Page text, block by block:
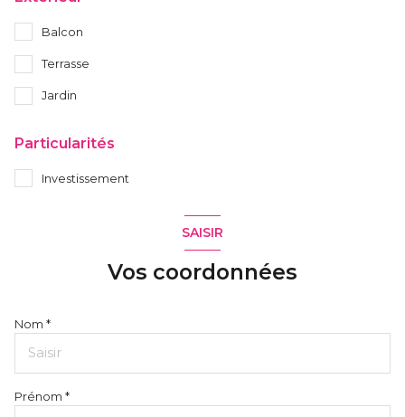
Balcon
Terrasse
Jardin
Particularités
Investissement
SAISIR
Vos coordonnées
Nom *
Prénom *